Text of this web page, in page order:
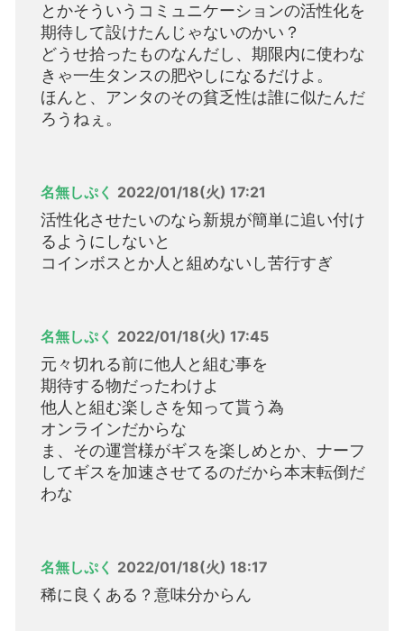
とかそういうコミュニケーションの活性化を
期待して設けたんじゃないのかい？
どうせ拾ったものなんだし、期限内に使わな
きゃ一生タンスの肥やしになるだけよ。
ほんと、アンタのその貧乏性は誰に似たんだ
ろうねぇ。
名無しぷく 2022/01/18(火) 17:21
活性化させたいのなら新規が簡単に追い付け
るようにしないと
コインボスとか人と組めないし苦行すぎ
名無しぷく 2022/01/18(火) 17:45
元々切れる前に他人と組む事を
期待する物だったわけよ
他人と組む楽しさを知って貰う為
オンラインだからな
ま、その運営様がギスを楽しめとか、ナーフ
してギスを加速させてるのだから本末転倒だ
わな
名無しぷく 2022/01/18(火) 18:17
稀に良くある？意味分からん